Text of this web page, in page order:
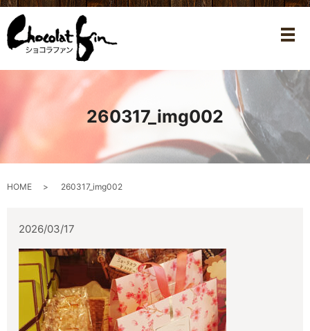
メ
260317_img002
HOME 260317_img002
2026/03/17